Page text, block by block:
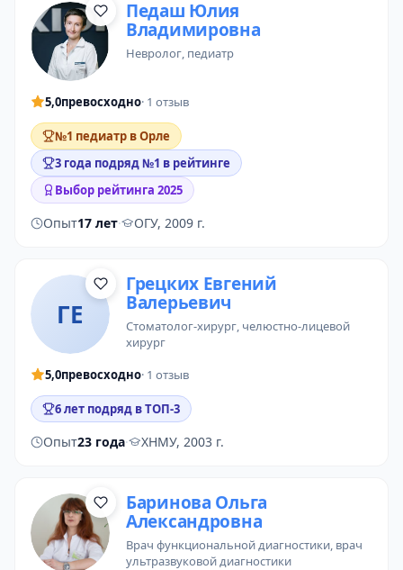
Педаш Юлия
Владимировна
невролог, педиатр
5,0превосходно· 1 отзыв
№1 педиатр в Орле
3 года подряд №1 в рейтинге
Выбор рейтинга 2025
Опыт17 лет· ОГУ, 2009 г.
ГЕ
Грецких Евгений
Валерьевич
стоматолог-хирург, челюстно-лицевой
хирург
5,0превосходно· 1 отзыв
6 лет подряд в ТОП-3
Опыт23 года· ХНМУ, 2003 г.
Баринова Ольга
Александровна
врач функциональной диагностики, врач
ультразвуковой диагностики